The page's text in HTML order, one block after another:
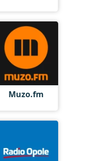
Muzo.fm